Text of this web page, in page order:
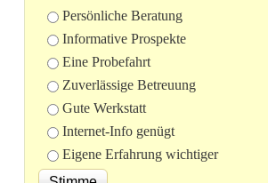
Auswahlmöglichkeiten
Persönliche Beratung
Informative Prospekte
Eine Probefahrt
Zuverlässige Betreuung
Gute Werkstatt
Internet-Info genügt
Eigene Erfahrung wichtiger